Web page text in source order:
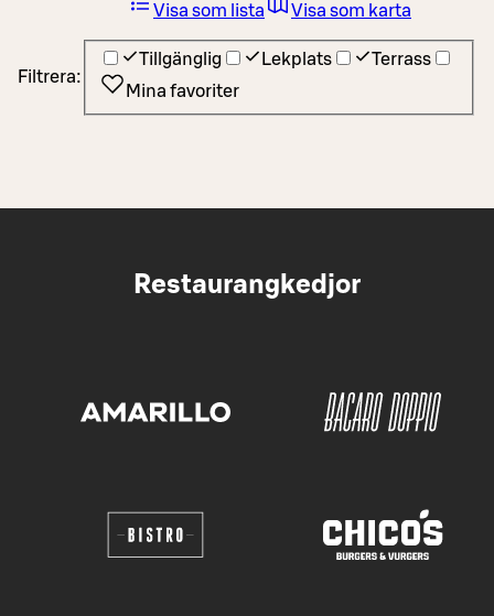
Filtrera:
Tillgänglig Lekplats
Terrass
Mina favoriter
Visa som lista Visa som karta
Restaurangkedjor